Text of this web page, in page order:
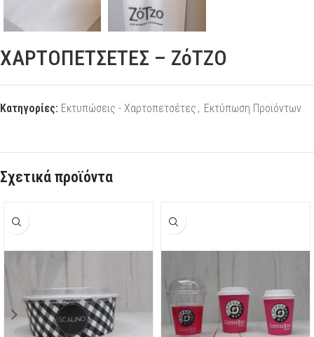
ΧΑΡΤΟΠΕΤΣΕΤΕΣ – ΖόΤΖΟ
Κατηγορίες: Εκτυπώσεις - Χαρτοπετσέτες , Εκτύπωση Προϊόντων
Σχετικά προϊόντα